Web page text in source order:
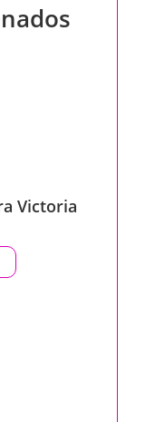
Victoria